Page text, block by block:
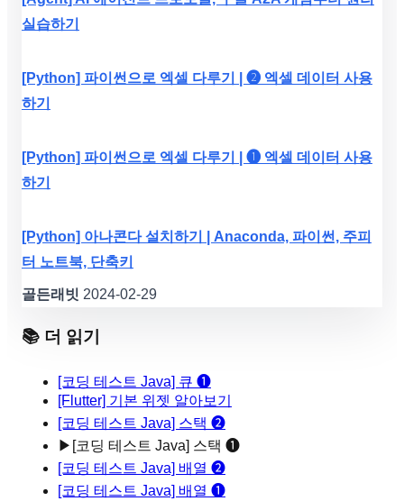
실습하기
[Python] 파이썬으로 엑셀 다루기 | ❷ 엑셀 데이터 사용
하기
[Python] 파이썬으로 엑셀 다루기 | ❶ 엑셀 데이터 사용
하기
[Python] 아나콘다 설치하기 | Anaconda, 파이썬, 주피
터 노트북, 단축키
골든래빗 2024-02-29
📚 더 읽기
[코딩 테스트 Java] 큐 ❶
[Flutter] 기본 위젯 알아보기
[코딩 테스트 Java] 스택 ❷
▶ [코딩 테스트 Java] 스택 ❶
[코딩 테스트 Java] 배열 ❷
[코딩 테스트 Java] 배열 ❶